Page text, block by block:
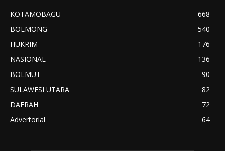
KOTAMOBAGU
668
BOLMONG
540
HUKRIM
176
NASIONAL
136
BOLMUT
90
SULAWESI UTARA
82
DAERAH
72
Advertorial
64